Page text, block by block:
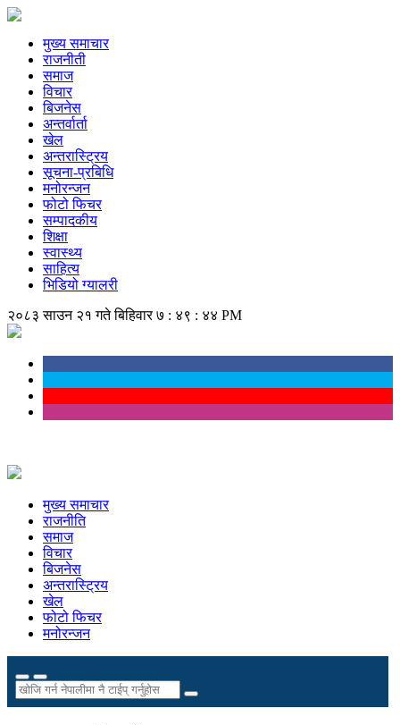
मुख्य समाचार
राजनीती
समाज
विचार
बिजनेस
अन्तर्वार्ता
खेल
अन्तरास्ट्रिय
सूचना-प्रबिधि
मनोरन्जन
फोटो फिचर
सम्पादकीय
शिक्षा
स्वास्थ्य
साहित्य
भिडियो ग्यालरी
२०८३ साउन २१ गते बिहिवार ७ : ४९ : ४४ PM
मुख्य समाचार
राजनीति
समाज
विचार
बिजनेस
अन्तरास्ट्रिय
खेल
फोटो फिचर
मनोरन्जन